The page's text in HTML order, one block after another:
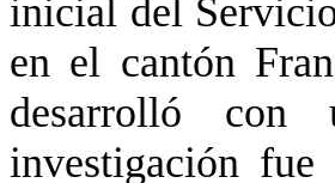
inicial del
en el cantón
desarrolló con
investigación